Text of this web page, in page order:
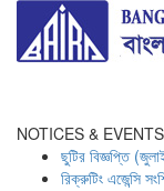
NOTICES &
ছুটির বিজ্ঞপ্তি
রিক্রুটিং এজেন্সি